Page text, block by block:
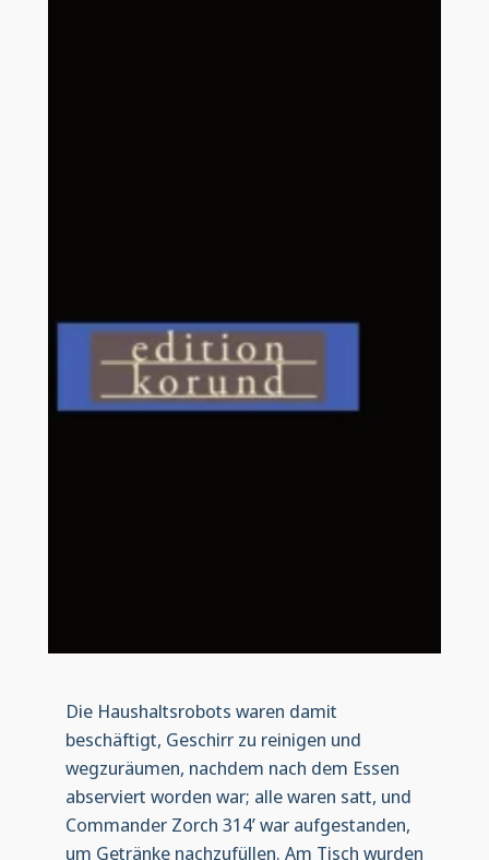
Die Haushaltsrobots waren damit
beschäftigt, Geschirr zu reinigen und
wegzuräumen, nachdem nach dem Essen
abserviert worden war; alle waren satt, und
Commander Zorch 314’ war aufgestanden,
um Getränke nachzufüllen. Am Tisch wurden